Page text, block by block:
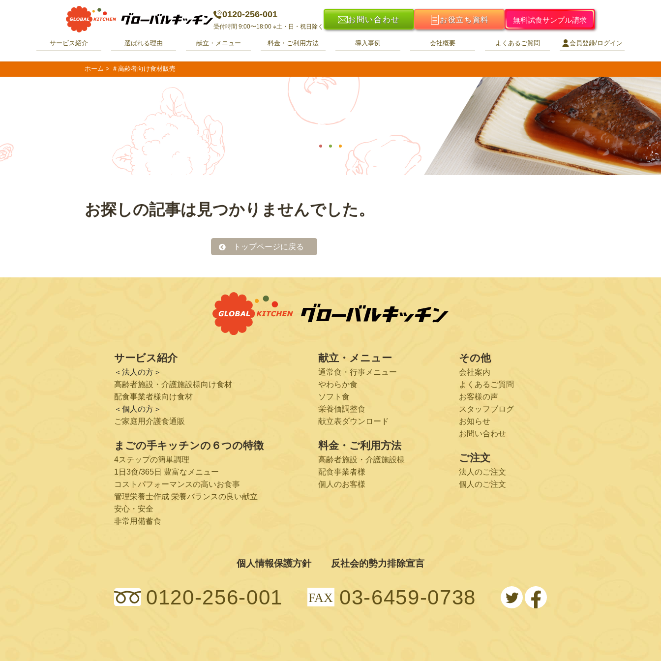
0120-256-001
受付時間 9:00〜18:00 ※土・日・祝日除く
お問い合わせ お役立ち資料 無料試食サンプル請求
サービス紹介 選ばれる理由 献立・メニュー 料金・ご利用方法 導入事例 会社概要 よくあるご質問 会員登録/ログイン
ホーム > ＃高齢者向け食材販売
ニュース
お探しの記事は見つかりませんでした。
トップページに戻る
サービス紹介
＜法人の方＞
高齢者施設・介護施設様向け食材
配食事業者様向け食材
＜個人の方＞
ご家庭用介護食通販
まごの手キッチンの６つの特徴
4ステップの簡単調理
1日3食/365日 豊富なメニュー
コストパフォーマンスの高いお食事
管理栄養士作成 栄養バランスの良い献立
安心・安全
非常用備蓄食
献立・メニュー
通常食・行事メニュー
やわらか食
ソフト食
栄養価調整食
献立表ダウンロード
料金・ご利用方法
高齢者施設・介護施設様
配食事業者様
個人のお客様
その他
会社案内
よくあるご質問
お客様の声
スタッフブログ
お知らせ
お問い合わせ
ご注文
法人のご注文
個人のご注文
個人情報保護方針 反社会的勢力排除宣言
0120-256-001 FAX 03-6459-0738